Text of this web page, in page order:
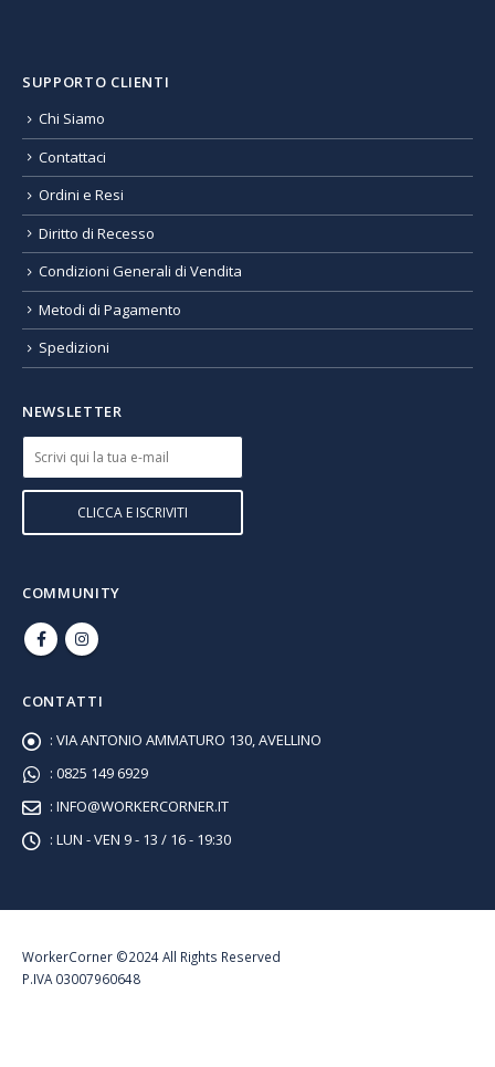
SUPPORTO CLIENTI
Chi Siamo
Contattaci
Ordini e Resi
Diritto di Recesso
Condizioni Generali di Vendita
Metodi di Pagamento
Spedizioni
NEWSLETTER
COMMUNITY
CONTATTI
: VIA ANTONIO AMMATURO 130, AVELLINO
: 0825 149 6929
: INFO@WORKERCORNER.IT
: LUN - VEN 9 - 13 / 16 - 19:30
WorkerCorner ©2024 All Rights Reserved
P.IVA 03007960648